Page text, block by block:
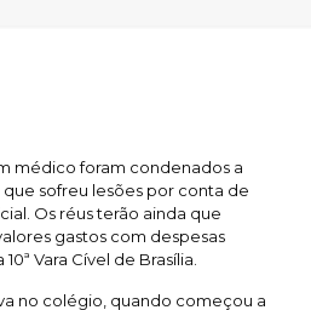
médico foram condenados a
sofreu lesões por conta de
Os réus terão ainda que
gastos com despesas
Vara Cível de Brasília.
no colégio, quando começou a